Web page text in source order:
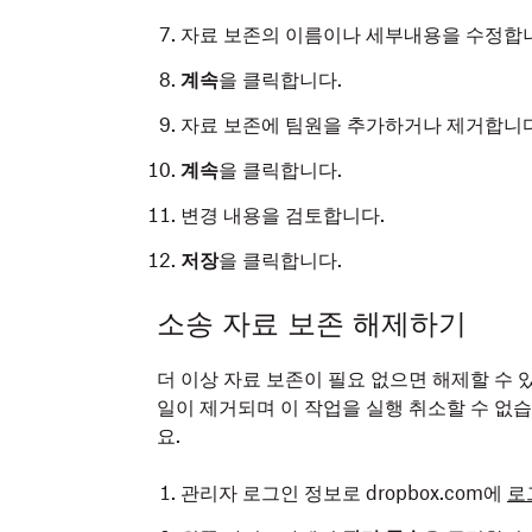
자료 보존의 이름이나 세부내용을 수정합
계속을 클릭합니다.
자료 보존에 팀원을 추가하거나 제거합니
계속을 클릭합니다.
변경 내용을 검토합니다.
저장을 클릭합니다.
소송 자료 보존 해제하기
더 이상 자료 보존이 필요 없으면 해제할 수
일이 제거되며 이 작업을 실행 취소할 수 없
요.
관리자 로그인 정보로 dropbox.com에 로